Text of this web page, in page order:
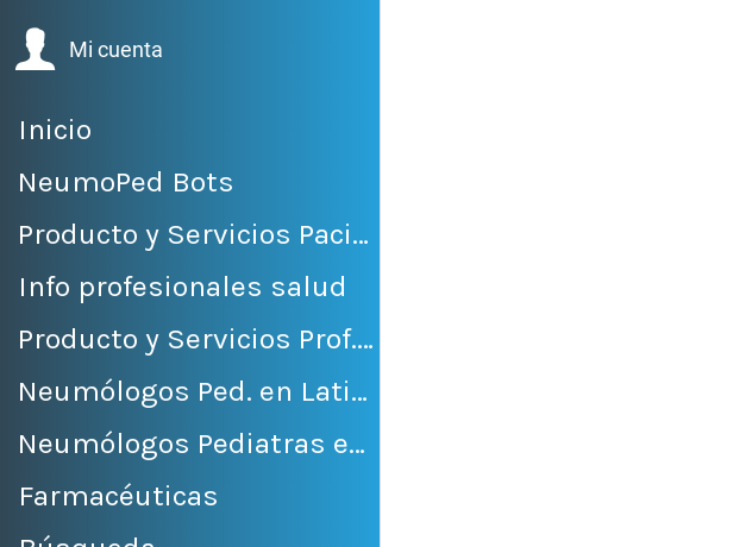
Mi cuenta
Inicio
NeumoPed Bots
Producto y Servicios Pacientes
Info profesionales salud
Producto y Servicios Prof. Salud
Neumólogos Ped. en LatinoAmérica
Neumólogos Pediatras en México
Farmacéuticas